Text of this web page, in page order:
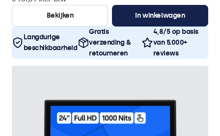
Bekijken
In winkelwagen
Langdurige
beschikbaarheid
Gratis
verzending &
retourneren
4,8/5 op basis
van 5.000+
reviews